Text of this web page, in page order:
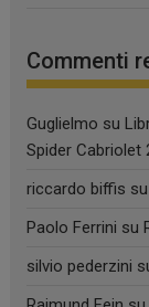
Commenti
Guglielmo su
Spider Cabriolet
riccardo biffis
Paolo Ferrini su
silvio pederzini